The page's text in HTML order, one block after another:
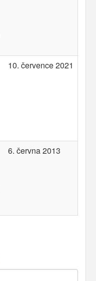
10. července 2021
6. června 2013